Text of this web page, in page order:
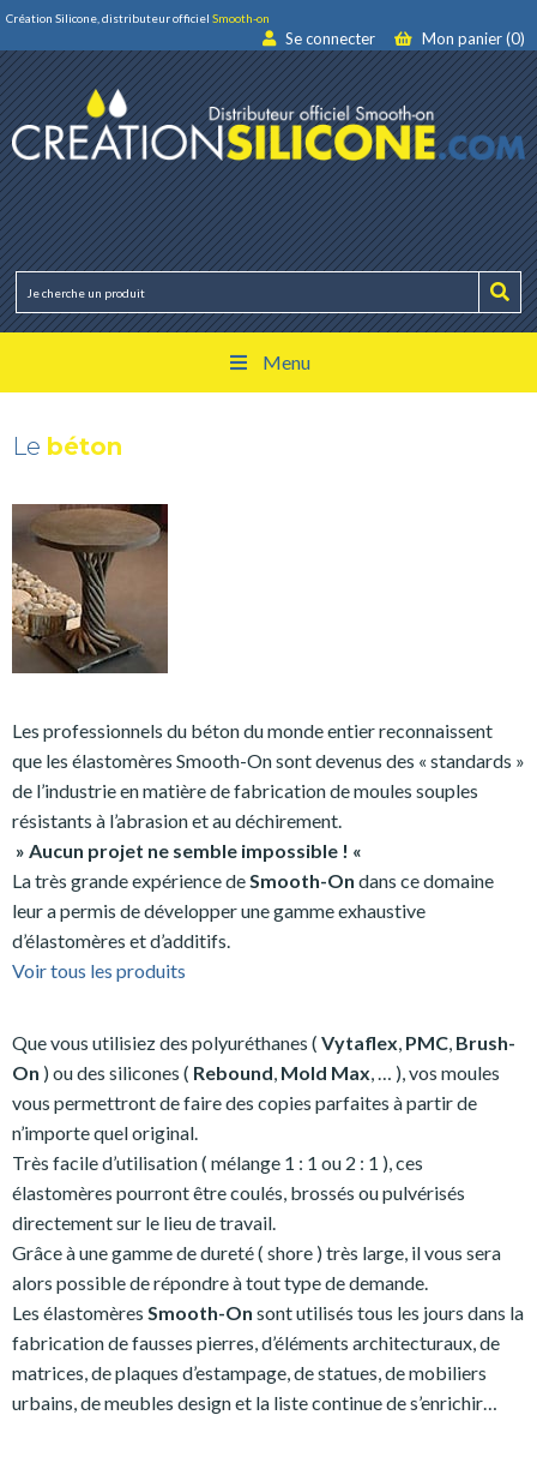
Création Silicone, distributeur officiel Smooth-on
Se connecter Mon panier (0)
Menu
Le béton
Les professionnels du béton du monde entier reconnaissent
que les élastomères Smooth-On sont devenus des « standards »
de l’industrie en matière de fabrication de moules souples
résistants à l’abrasion et au déchirement.
» Aucun projet ne semble impossible ! «
La très grande expérience de Smooth-On dans ce domaine
leur a permis de développer une gamme exhaustive
d’élastomères et d’additifs.
Voir tous les produits
Que vous utilisiez des polyuréthanes ( Vytaflex PMC Brush-
On ) ou des silicones ( Rebound Mold Max , … ), vos moules
vous permettront de faire des copies parfaites à partir de
n’importe quel original.
Très facile d’utilisation ( mélange 1 : 1 ou 2 : 1 ), ces
élastomères pourront être coulés, brossés ou pulvérisés
directement sur le lieu de travail.
Grâce à une gamme de dureté ( shore ) très large, il vous sera
alors possible de répondre à tout type de demande.
Les élastomères Smooth-On sont utilisés tous les jours dans la
fabrication de fausses pierres, d’éléments architecturaux, de
matrices, de plaques d’estampage, de statues, de mobiliers
urbains, de meubles design et la liste continue de s’enrichir…